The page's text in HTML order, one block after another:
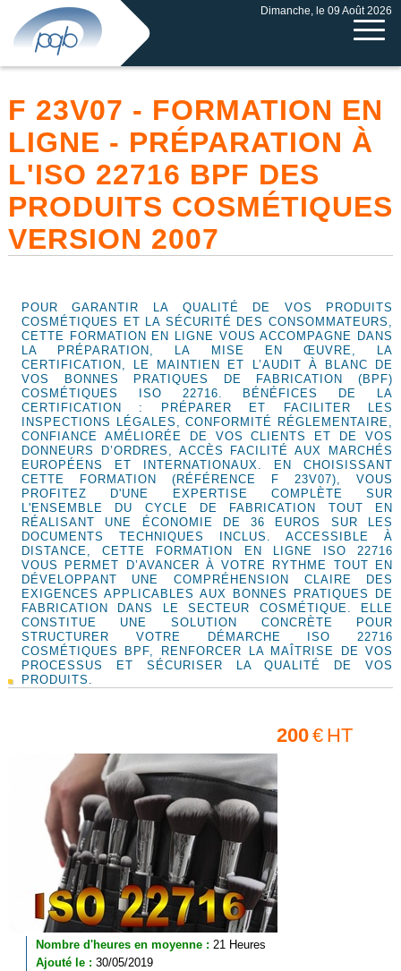
Dimanche, le 09 Août 2026
F 23V07 - FORMATION EN
LIGNE - PRÉPARATION À
L'ISO 22716 BPF DES
PRODUITS COSMÉTIQUES
VERSION 2007
POUR GARANTIR LA QUALITÉ DE VOS PRODUITS
COSMÉTIQUES ET LA SÉCURITÉ DES CONSOMMATEURS,
CETTE FORMATION EN LIGNE VOUS ACCOMPAGNE DANS
LA PRÉPARATION, LA MISE EN ŒUVRE, LA
CERTIFICATION, LE MAINTIEN ET L’AUDIT À BLANC DE
VOS BONNES PRATIQUES DE FABRICATION (BPF)
COSMÉTIQUES ISO 22716. BÉNÉFICES DE LA
CERTIFICATION : PRÉPARER ET FACILITER LES
INSPECTIONS LÉGALES, CONFORMITÉ RÉGLEMENTAIRE,
CONFIANCE AMÉLIORÉE DE VOS CLIENTS ET DE VOS
DONNEURS D’ORDRES, ACCÈS FACILITÉ AUX MARCHÉS
EUROPÉENS ET INTERNATIONAUX. EN CHOISISSANT
CETTE FORMATION (RÉFÉRENCE F 23V07), VOUS
PROFITEZ D'UNE EXPERTISE COMPLÈTE SUR
L'ENSEMBLE DU CYCLE DE FABRICATION TOUT EN
RÉALISANT UNE ÉCONOMIE DE 36 EUROS SUR LES
DOCUMENTS TECHNIQUES INCLUS. ACCESSIBLE À
DISTANCE, CETTE FORMATION EN LIGNE ISO 22716
VOUS PERMET D’AVANCER À VOTRE RYTHME TOUT EN
DÉVELOPPANT UNE COMPRÉHENSION CLAIRE DES
EXIGENCES APPLICABLES AUX BONNES PRATIQUES DE
FABRICATION DANS LE SECTEUR COSMÉTIQUE. ELLE
CONSTITUE UNE SOLUTION CONCRÈTE POUR
STRUCTURER VOTRE DÉMARCHE ISO 22716
COSMÉTIQUES BPF, RENFORCER LA MAÎTRISE DE VOS
PROCESSUS ET SÉCURISER LA QUALITÉ DE VOS
PRODUITS.
200€ HT
Nombre d'heures en moyenne : 21 Heures
Ajouté le : 30/05/2019